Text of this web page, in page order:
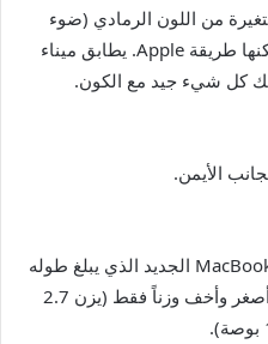
من اللون الرمادي (ضوء
النجوم والفضة ومنتصف الليل) ، لكنها طريقة Apple. يطابق ميناء
الأيمن.
لم يكن لدي أي وقت مع جهاز MacBook Air الجديد الذي يبلغ طوله
13 بوصة ، لكنه جهاز مشابه جدًا ، أصغر وأخف وزناً فقط (يزن 2.7